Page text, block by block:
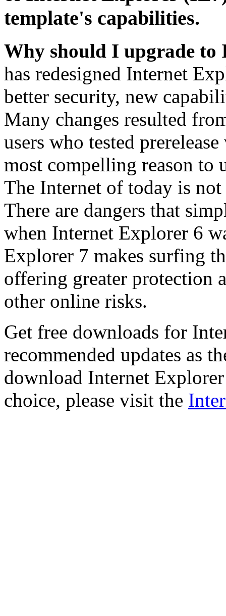
template's capabilities.
Why should I upgrade to
has redesigned Internet
better security, new
Many changes resulted
users who tested
most compelling reason to
The Internet of today is
There are dangers that
when Internet Explorer 6
Explorer 7 makes surfing
offering greater protection
other online risks.
Get free downloads for
recommended updates as
download Internet
choice, please visit the